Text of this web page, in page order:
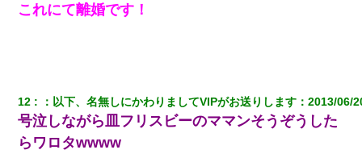
妻が亡くなったんだけど正直ガチで嬉しい
ホテルに泊まったんだけど従業員が最悪だった。折角の旅行で何
故私が怒鳴られなきゃいけなかったのだ
これにて離婚です！
12 ： 以下、名無しにかわりましてVIPがお送りします ：2013/06/
号泣しながら皿フリスビーのママンそうぞうした
らワロタwwww